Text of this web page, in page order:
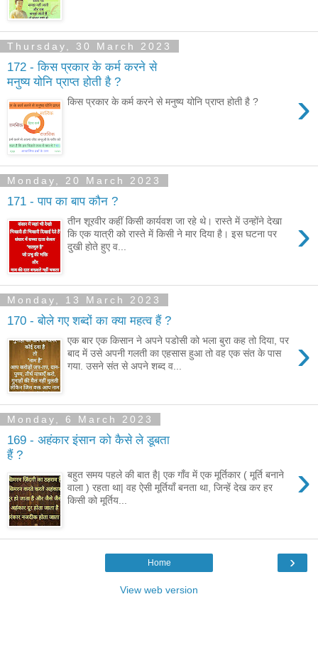
Thursday, 30 March 2023
172 - किस प्रकार के कर्म करने से
मनुष्य योनि प्राप्त होती है ?
›
किस प्रकार के कर्म करने से मनुष्य योनि प्राप्त होती है ?
Monday, 20 March 2023
171 - पाप का बाप कौन ?
›
तीन शूरवीर कहीं किसी कार्यवश जा रहे थे। रास्ते में उन्होंने देखा
कि एक यात्री को रास्ते में किसी ने मार दिया है। इस घटना पर
दुखी होते हुए व...
Monday, 13 March 2023
170 - बोले गए शब्दों का क्या महत्व हैं ?
›
एक बार एक किसान ने अपने पडोसी को भला बुरा कह तो दिया, पर
बाद में उसे अपनी गलती का एहसास हुआ तो वह एक संत के पास
गया. उसने संत से अपने शब्द व...
Monday, 6 March 2023
169 - अहंकार इंसान को कैसे ले डूबता
हैं ?
›
बहुत समय पहले की बात है| एक गाँव में एक मूर्तिकार ( मूर्ति बनाने
वाला ) रहता था| वह ऐसी मूर्तियाँ बनता था, जिन्हें देख कर हर
किसी को मूर्तिय...
›
Home
View web version